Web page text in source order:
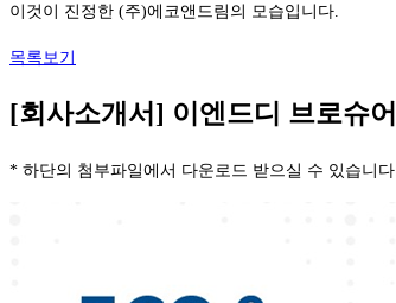
이것이 진정한 (주)에코앤드림의 모습입니다.
목록보기
[회사소개서] 이엔드디 브로슈어
* 하단의 첨부파일에서 다운로드 받으실 수 있습니다.